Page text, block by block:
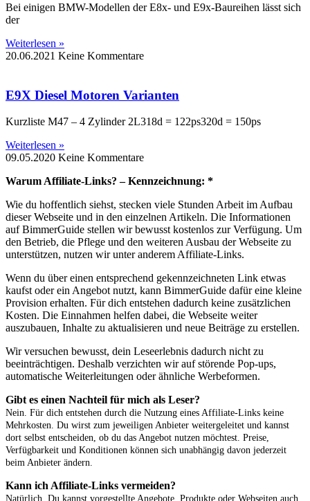
Bei einigen BMW-Modellen der E8x- und E9x-Baureihen lässt sich
der
Weiterlesen »
20.06.2021 Keine Kommentare
E9X Diesel Motoren Varianten
Kurzliste M47 – 4 Zylinder 2L318d = 122ps320d = 150ps
Weiterlesen »
09.05.2020 Keine Kommentare
Warum Affiliate-Links? – Kennzeichnung: *
Wie du hoffentlich siehst, stecken viele Stunden Arbeit im Aufbau
dieser Webseite und in den einzelnen Artikeln. Die Informationen
auf BimmerGuide stellen wir bewusst kostenlos zur Verfügung. Um
den Betrieb, die Pflege und den weiteren Ausbau der Webseite zu
unterstützen, nutzen wir unter anderem Affiliate-Links.
Wenn du über einen entsprechend gekennzeichneten Link etwas
kaufst oder ein Angebot nutzt, kann BimmerGuide dafür eine kleine
Provision erhalten. Für dich entstehen dadurch keine zusätzlichen
Kosten. Die Einnahmen helfen dabei, die Webseite weiter
auszubauen, Inhalte zu aktualisieren und neue Beiträge zu erstellen.
Wir versuchen bewusst, dein Leseerlebnis dadurch nicht zu
beeinträchtigen. Deshalb verzichten wir auf störende Pop-ups,
automatische Weiterleitungen oder ähnliche Werbeformen.
Gibt es einen Nachteil für mich als Leser?
Nein. Für dich entstehen durch die Nutzung eines Affiliate-Links keine
Mehrkosten. Du wirst zum jeweiligen Anbieter weitergeleitet und kannst
dort selbst entscheiden, ob du das Angebot nutzen möchtest. Preise,
Verfügbarkeit und Konditionen können sich unabhängig davon jederzeit
beim Anbieter ändern.
Kann ich Affiliate-Links vermeiden?
Natürlich. Du kannst vorgestellte Angebote, Produkte oder Webseiten auch